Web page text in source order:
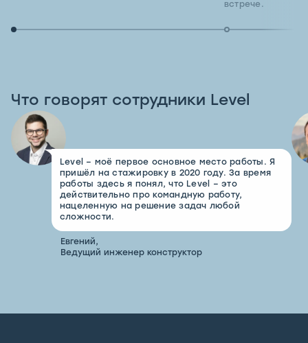
встрече.
Что говорят сотрудники Level
Level – моё первое основное место работы. Я
пришёл на стажировку в 2020 году. За время
работы здесь я понял, что Level – это
действительно про командную работу,
нацеленную на решение задач любой
сложности.
Евгений,
Ведущий инженер конструктор